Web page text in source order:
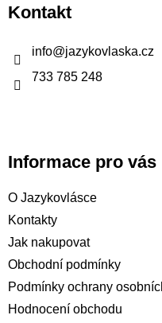
aKontakt
info@jazykovlaska.cz
733 785 248
Informace pro vás
O Jazykovlásce
Kontakty
Jak nakupovat
Obchodní podmínky
Podmínky ochrany
Hodnocení obchodu